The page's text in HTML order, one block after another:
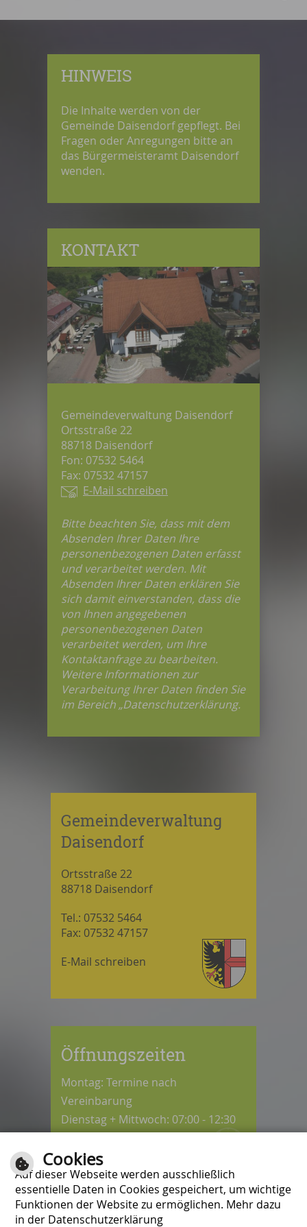
HINWEIS
Die Inhalte werden von der
Gemeinde Daisendorf gepflegt. Bei
Fragen oder Anregungen bitte an
das Bürgermeisteramt Daisendorf
wenden.
KONTAKT
Gemeindeverwaltung Daisendorf
Ortsstraße 22
88718 Daisendorf
Fon: 07532 5464
Fax: 07532 47157
E-Mail schreiben
Bitte beachten Sie, dass mit dem
Absenden Ihrer Daten Ihre
personenbezogenen Daten erfasst
und verarbeitet werden. Mit
Absenden Ihrer Daten erklären Sie
sich damit einverstanden, dass die
von Ihnen angegebenen
personenbezogenen Daten
verarbeitet werden, um Ihre
Kontaktanfrage zu bearbeiten.
Weitere Informationen zur
Verarbeitung Ihrer Daten finden Sie
im Bereich „Datenschutzerklärung.
Gemeindeverwaltung
Daisendorf
Ortsstraße 22
88718 Daisendorf
Tel.: 07532 5464
Fax: 07532 47157
E-Mail schreiben
Öffnungszeiten
Montag: Termine nach
Vereinbarung
Dienstag + Mittwoch: 07:00 - 12:30
Donnerstag: 08:30 - 12:30 / 14:00 -
18:00 Uhr
Freitag: 07:00 - 12:00 Uhr
Cookies
Auf dieser Webseite werden ausschließlich
essentielle Daten in Cookies gespeichert, um wichtige
Funktionen der Website zu ermöglichen. Mehr dazu
in der Datenschutzerklärung